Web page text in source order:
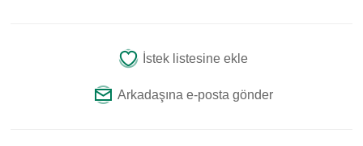
İstek listesine ekle
Arkadaşına e-posta gönder